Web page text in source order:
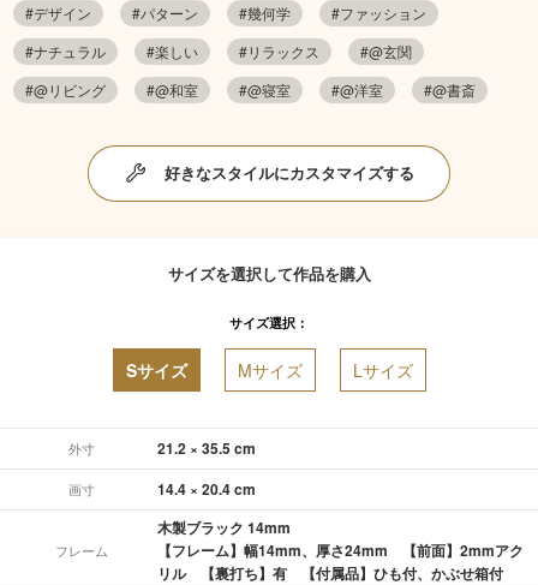
#デザイン #パターン #幾何学
#ファッション
#ナチュラル
#楽しい #リラックス
#@玄関
#@リビング
#@和室 #@寝室 #@洋室 #@書斎
好きなスタイルにカスタマイズする
サイズを選択して作品を購入
サイズ選択：
Sサイズ Mサイズ Lサイズ
外寸 21.2 × 35.5 cm
画寸 14.4 × 20.4 cm
フレーム
木製ブラック 14mm
【フレーム】幅14mm、厚さ24mm 【前面】2mmアク
リル 【裏打ち】有 【付属品】ひも付、かぶせ箱付